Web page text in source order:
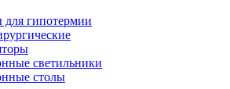
для гипотермии
светильники
столы